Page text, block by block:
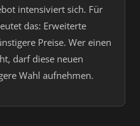
intensiviert sich. Für
das: Erweiterte
Preise. Wer einen
darf diese neuen
Wahl aufnehmen.